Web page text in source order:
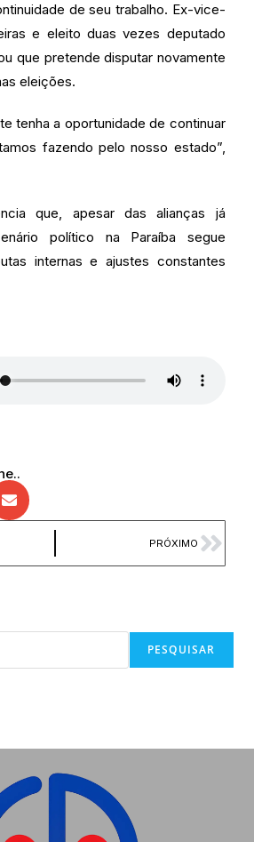
de seu trabalho. Ex-vice-
e eleito duas vezes deputado
que pretende disputar novamente
eleições.
tenha a oportunidade de continuar
fazendo pelo nosso estado”,
que, apesar das alianças já
político na Paraíba segue
internas e ajustes constantes
PRÓXIMO
PESQUISAR